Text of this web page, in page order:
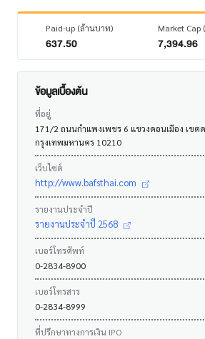
Paid-up (ล้านบาท)
637.50
Market Cap
7,394.96
ข้อมูลเบื้องต้น
ที่อยู่
171/2 ถนนกำแพงเพชร 6 แขวงดอนเมือง เขต
กรุงเทพมหานคร 10210
เว็บไซต์
http://www.bafsthai.com
รายงานประจำปี
รายงานประจำปี 2568
เบอร์โทรศัพท์
0-2834-8900
เบอร์โทรสาร
0-2834-8999
ที่ปรึกษาทางการเงิน IPO